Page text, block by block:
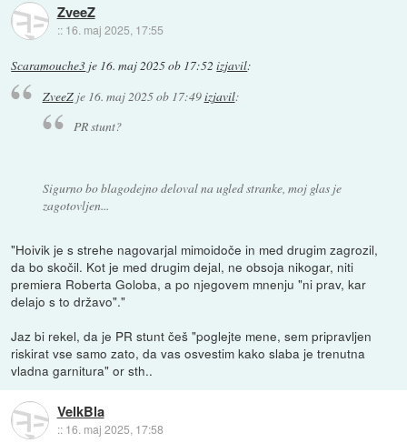
ZveeZ
:: 16. maj 2025, 17:55
Scaramouche3 je 16. maj 2025 ob 17:52 izjavil:
ZveeZje 16. maj 2025 ob 17:49izjavil:
PR stunt?
Sigurno bo blagodejno deloval na ugled stranke, moj glas je
zagotovljen...
"Hoivik je s strehe nagovarjal mimoidoče in med drugim zagrozil,
da bo skočil. Kot je med drugim dejal, ne obsoja nikogar, niti
premiera Roberta Goloba, a po njegovem mnenju "ni prav, kar
delajo s to državo"."
Jaz bi rekel, da je PR stunt češ "poglejte mene, sem pripravljen
riskirat vse samo zato, da vas osvestim kako slaba je trenutna
vladna garnitura" or sth..
VelkBla
:: 16. maj 2025, 17:58